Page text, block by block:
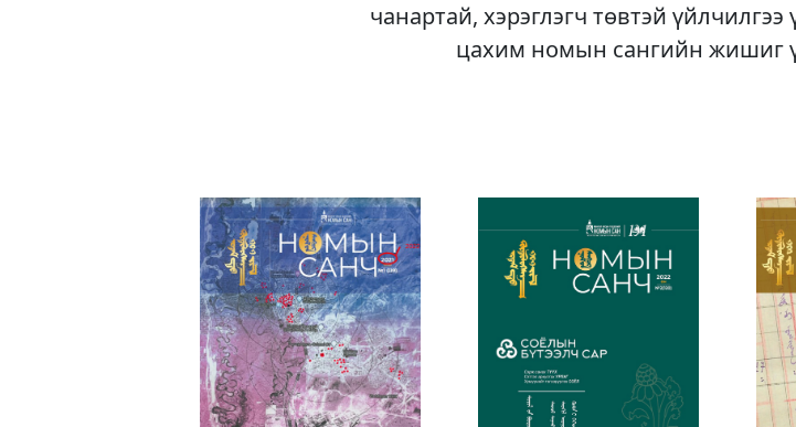
чанартай, хэрэглэгч төвтэй
цахим номын сангийн жишиг